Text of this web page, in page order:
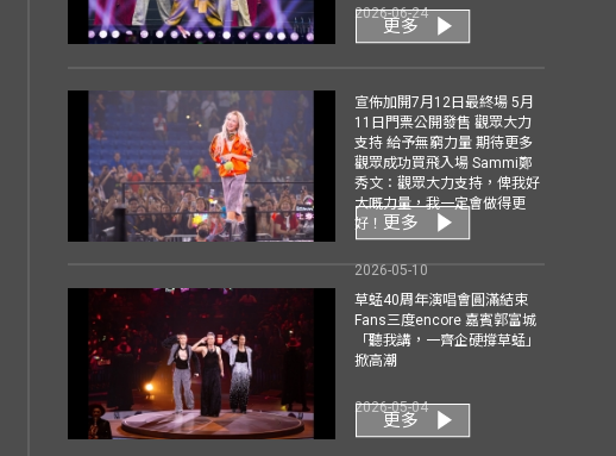
2026-06-24
更多
宣佈加開7月12日最終場 5月
11日門票公開發售 觀眾大力
支持 給予無窮力量 期待更多
觀眾成功買飛入場 Sammi鄭
秀文：觀眾大力支持，俾我好
大嘅力量，我一定會做得更
好！
2026-05-10
更多
草蜢40周年演唱會圓滿結束
Fans三度encore 嘉賓郭富城
「聽我講，一齊企硬撐草蜢」
掀高潮
2026-05-04
更多